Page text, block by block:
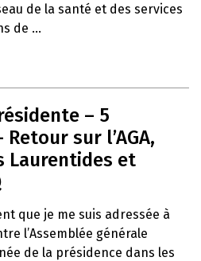
de la santé et des services
de ...
– 5
sur l’AGA,
Laurentides et
que je me suis adressée à
l’Assemblée générale
de la présidence dans les